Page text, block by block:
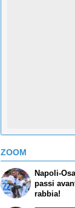
ZOOM
Napoli-
passi
rabbia!